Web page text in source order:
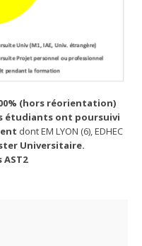
(hors réorientation)
étudiants ont poursuivi
dont EM LYON (6), EDHEC
Universitaire.